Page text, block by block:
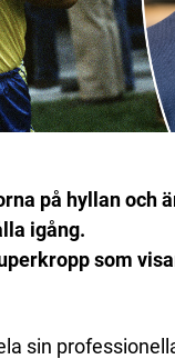
på hyllan och
igång.
som
sin